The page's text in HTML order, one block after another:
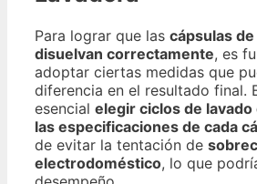
Para lograr que las cápsulas
disuelvan correctamente, es
adoptar ciertas medidas que
diferencia en el resultado final.
esencial elegir ciclos de
las especificaciones de cada
de evitar la tentación de
electrodoméstico, lo que